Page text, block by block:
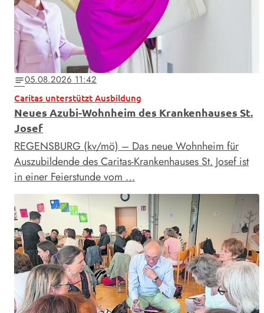
notes05.08.2026 11:42
Caritas unterstützt Ausbildung
Neues Azubi-Wohnheim des Krankenhauses St.
Josef
REGENSBURG (kv/mö) – Das neue Wohnheim für
Auszubildende des Caritas-Krankenhauses St. Josef ist
in einer Feierstunde vom …